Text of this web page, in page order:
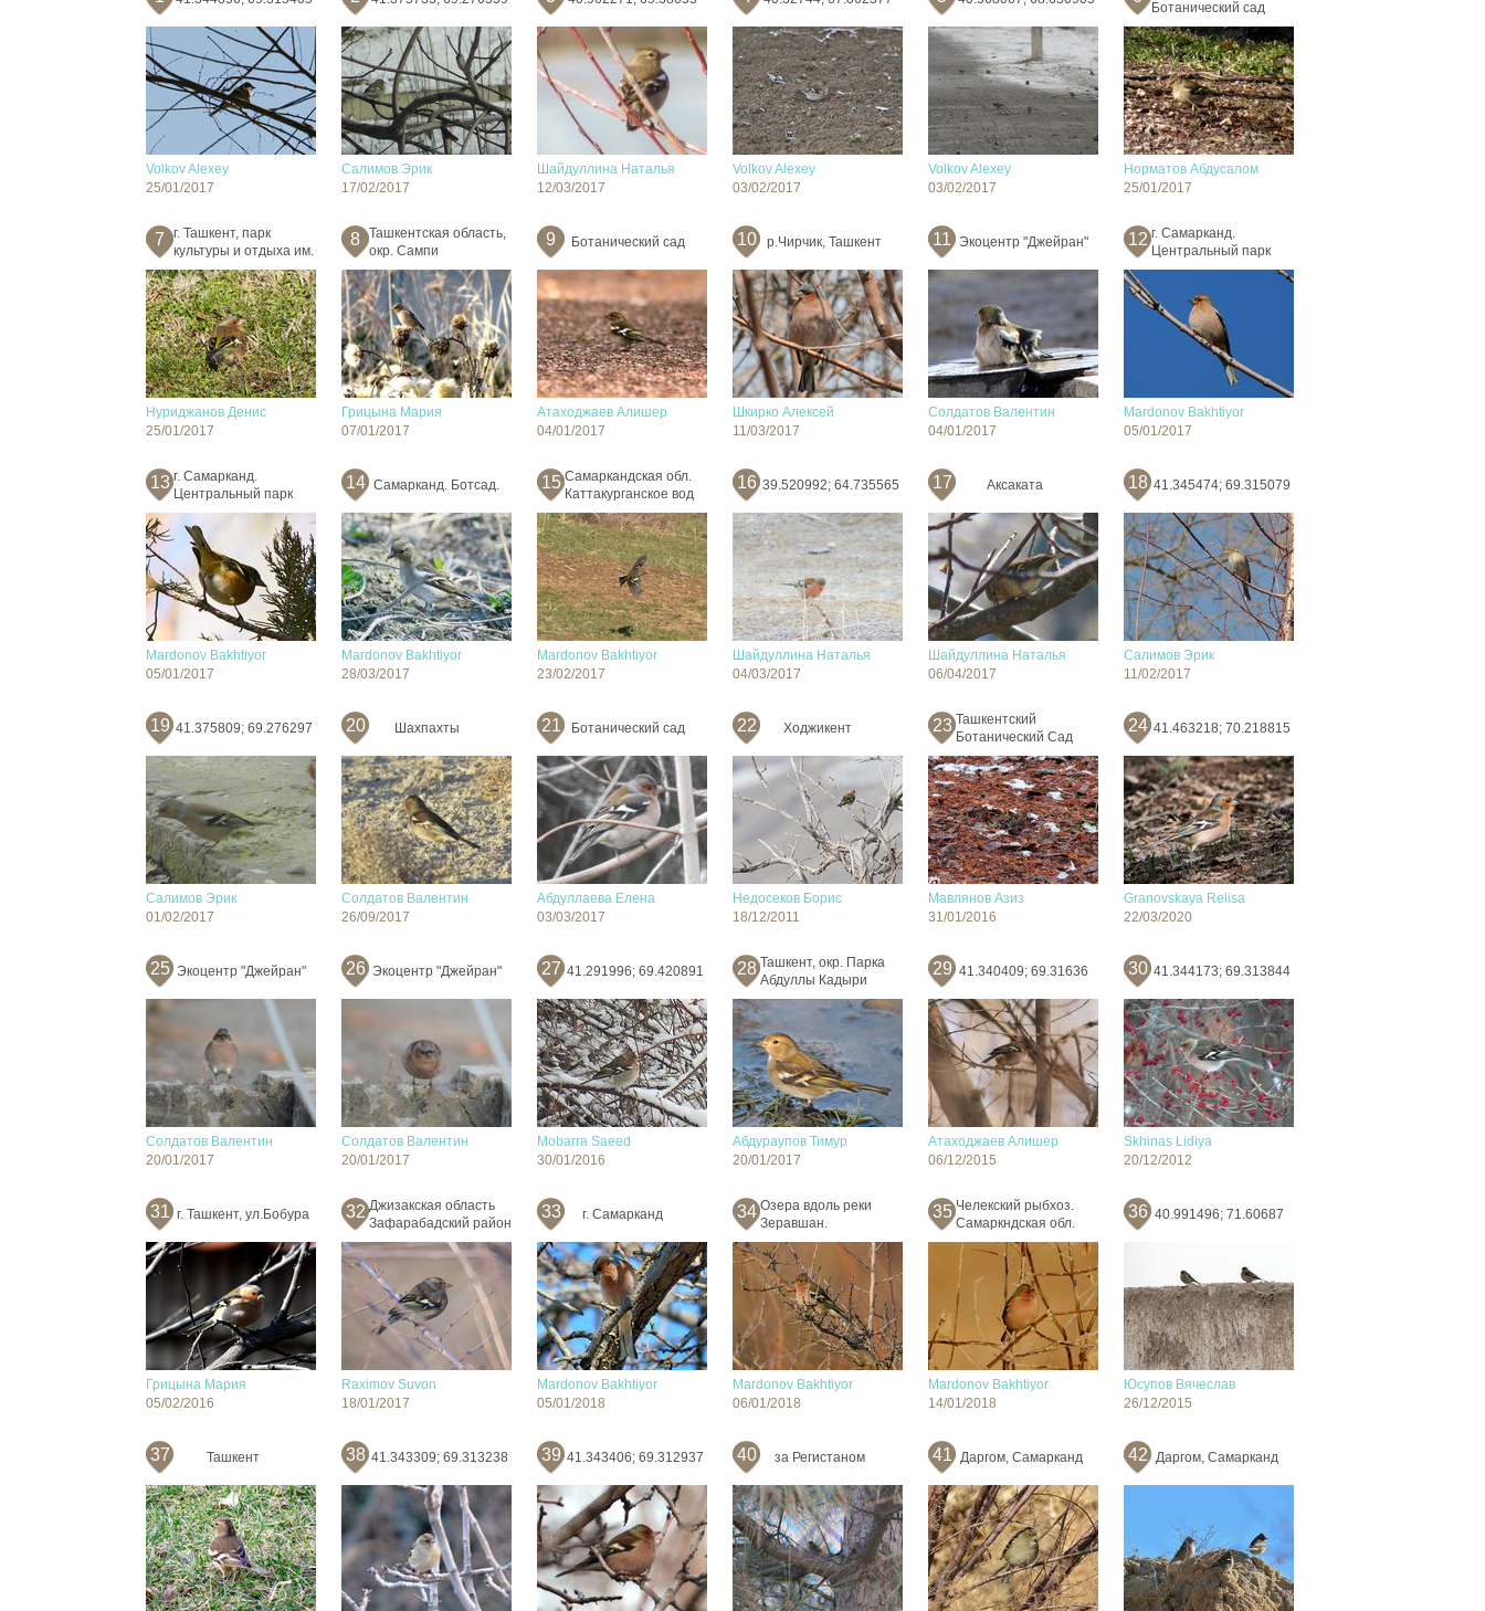
Volkov Alexey
25/01/2017
Салимов Эрик
17/02/2017
Шайдуллина Наталья
12/03/2017
Volkov Alexey
03/02/2017
Volkov Alexey
03/02/2017
Ботанический сад
Норматов Абдусалом
25/01/2017
7
г. Ташкент, парк
культуры и отдыха им.
Нуриджанов Денис
25/01/2017
8
Ташкентская область,
окр. Сампи
Грицына Мария
07/01/2017
9 Ботанический сад
Атаходжаев Алишер
04/01/2017
10 р.Чирчик, Ташкент
Шкирко Алексей
11/03/2017
11 Экоцентр "Джейран"
Солдатов Валентин
04/01/2017
12 г. Самарканд.
Центральный парк
Mardonov Bakhtiyor
05/01/2017
13 г. Самарканд.
Центральный парк
Mardonov Bakhtiyor
05/01/2017
14 Самарканд. Ботсад.
Mardonov Bakhtiyor
28/03/2017
15 Самаркандская обл.
Каттакурганское вод
Mardonov Bakhtiyor
23/02/2017
16 39.520992; 64.735565
Шайдуллина Наталья
04/03/2017
17 Аксаката
Шайдуллина Наталья
06/04/2017
18 41.345474; 69.315079
Салимов Эрик
11/02/2017
19 41.375809; 69.276297
Салимов Эрик
01/02/2017
20 Шахпахты
Солдатов Валентин
26/09/2017
21 Ботанический сад
Абдуллаева Елена
03/03/2017
22 Ходжикент
Недосеков Борис
18/12/2011
23 Ташкентский
Ботанический Сад
Мавлянов Азиз
31/01/2016
24 41.463218; 70.218815
Granovskaya Relisa
22/03/2020
25 Экоцентр "Джейран"
Солдатов Валентин
20/01/2017
26 Экоцентр "Джейран"
Солдатов Валентин
20/01/2017
27 41.291996; 69.420891
Mobarra Saeed
30/01/2016
28 Ташкент, окр. Парка
Абдуллы Кадыри
Абдураупов Тимур
20/01/2017
29 41.340409; 69.31636
Атаходжаев Алишер
06/12/2015
30 41.344173; 69.313844
Skhinas Lidiya
20/12/2012
31 г. Ташкент, ул.Бобура
Грицына Мария
05/02/2016
32 Джизакская область
Зафарабадский район
Raximov Suvon
18/01/2017
33 г. Самарканд
Mardonov Bakhtiyor
05/01/2018
34 Озера вдоль реки
Зеравшан.
Mardonov Bakhtiyor
06/01/2018
35 Челекский рыбхоз.
Самаркндская обл.
Mardonov Bakhtiyor
14/01/2018
36 40.991496; 71.60687
Юсупов Вячеслав
26/12/2015
37 Ташкент 38 41.343309; 69.313238 39 41.343406; 69.312937 40 за Регистаном 41 Даргом, Самарканд 42 Даргом, Самарканд